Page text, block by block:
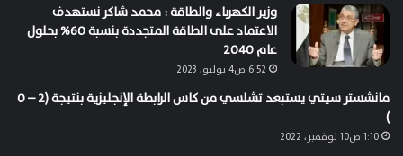
وزير الكهرباء والطاقة : محمد شاكر نستهدف
الاعتماد على الطاقة المتجددة بنسبة 60% بحلول
عام 2040
6:52 ص4 يوليو، 2023
مانشستر سيتي يستبعد تشلسي من كاس الرابطة الإنجليزية بنتيجة (2 – 0
)
1:10 ص10 نوفمبر، 2022